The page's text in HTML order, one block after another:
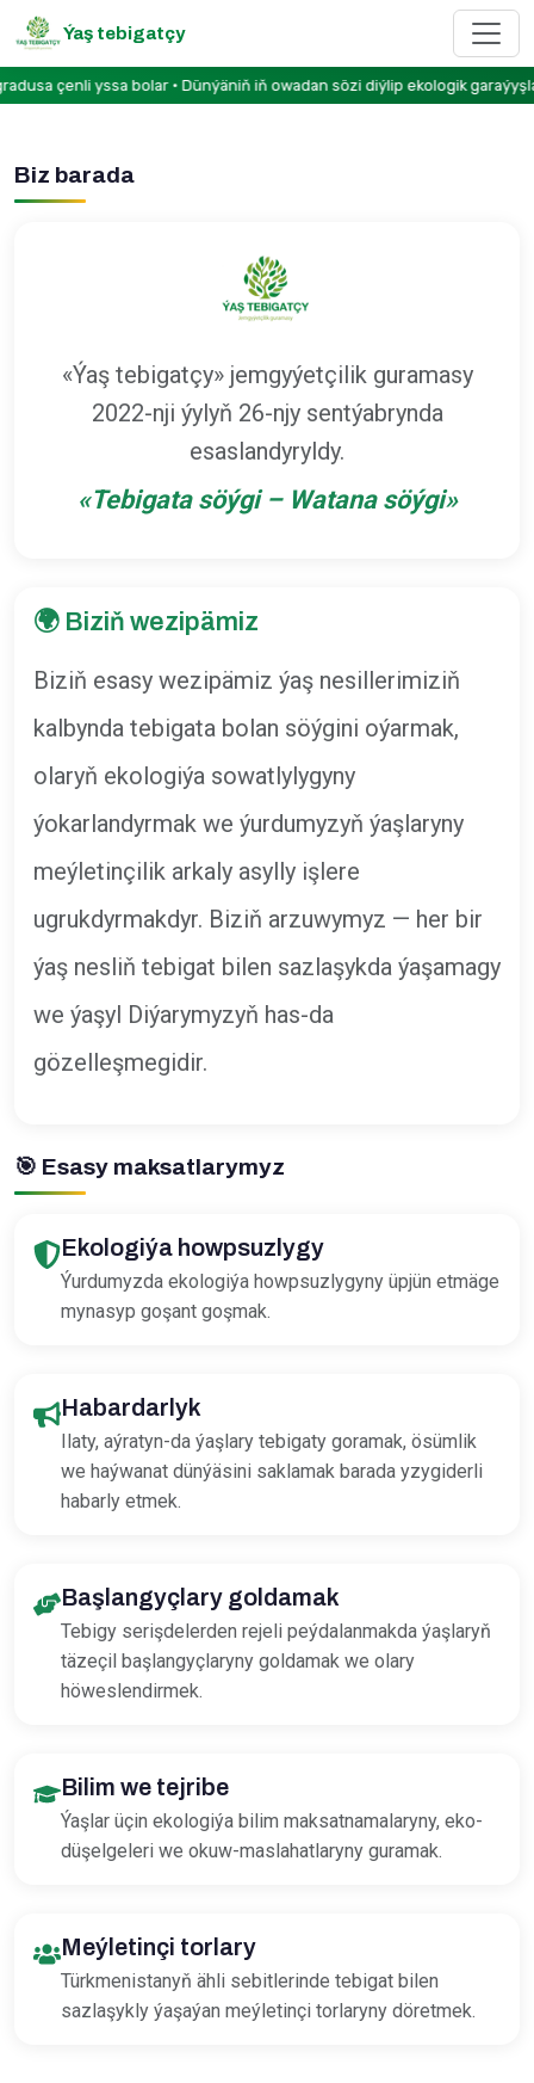
Ýaş tebigatçy
çenli yssa bolar • Dünýäniň iň owadan sözi diýlip ekologik
Biz barada
«Ýaş tebigatçy» jemgyýetçilik guramasy
2022-nji ýylyň 26-njy sentýabrynda
esaslandyryldy.
«Tebigata söýgi – Watana söýgi»
🌍 Biziň wezipämiz
Biziň esasy wezipämiz ýaş nesillerimiziň
kalbynda tebigata bolan söýgini oýarmak,
olaryň ekologiýa sowatlylygyny
ýokarlandyrmak we ýurdumyzyň ýaşlaryny
meýletinçilik arkaly asylly işlere
ugrukdyrmakdyr. Biziň arzuwymyz — her bir
ýaş nesliň tebigat bilen sazlaşykda ýaşamagy
we ýaşyl Diýarymyzyň has-da
gözelleşmegidir.
🎯 Esasy maksatlarymyz
Ekologiýa howpsuzlygy
Ýurdumyzda ekologiýa howpsuzlygyny üpjün etmäge
mynasyp goşant goşmak.
Habardarlyk
Ilaty, aýratyn-da ýaşlary tebigaty goramak, ösümlik
we haýwanat dünýäsini saklamak barada yzygiderli
habarly etmek.
Başlangyçlary goldamak
Tebigy serişdelerden rejeli peýdalanmakda ýaşlaryň
täzeçil başlangyçlaryny goldamak we olary
höweslendirmek.
Bilim we tejribe
Ýaşlar üçin ekologiýa bilim maksatnamalaryny, eko-
düşelgeleri we okuw-maslahatlaryny guramak.
Meýletinçi torlary
Türkmenistanyň ähli sebitlerinde tebigat bilen
sazlaşykly ýaşaýan meýletinçi torlaryny döretmek.